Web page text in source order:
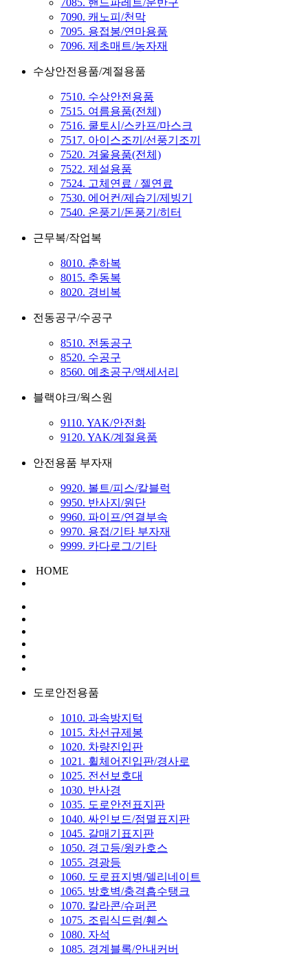
7090. 캐노피/천막
7095. 용접봉/연마용품
7096. 제초매트/농자재
수상안전용품/계절용품
7510. 수상안전용품
7515. 여름용품(전체)
7516. 쿨토시/스카프/마스크
7517. 아이스조끼/선풍기조끼
7520. 겨울용품(전체)
7522. 제설용품
7524. 고체연료 / 젤연료
7530. 에어컨/제습기/제빙기
7540. 온풍기/돈풍기/히터
근무복/작업복
8010. 춘하복
8015. 추동복
8020. 경비복
전동공구/수공구
8510. 전동공구
8520. 수공구
8560. 예초공구/액세서리
블랙야크/웍스원
9110. YAK/안전화
9120. YAK/계절용품
안전용품 부자재
9920. 볼트/피스/칼블럭
9950. 반사지/원단
9960. 파이프/연결부속
9970. 용접/기타 부자재
9999. 카다로그/기타
HOME
도로안전용품
1010. 과속방지턱
1015. 차선규제봉
1020. 차량진입판
1021. 휠체어진입판/경사로
1025. 전선보호대
1030. 반사경
1035. 도로안전표지판
1040. 싸인보드/점멸표지판
1045. 갈매기표지판
1050. 경고등/윙카호스
1055. 경광등
1060. 도로표지병/델리네이트
1065. 방호벽/충격흡수탱크
1070. 칼라콘/슈퍼콘
1075. 조립식드럼/휀스
1080. 자석
1085. 경계블록/안내커버